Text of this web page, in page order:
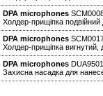
Холдер-прищіпка для
DPA microphones
Холдер-прищіпка подвійний
DPA microphones
Холдер-прищіпка вигнутий,